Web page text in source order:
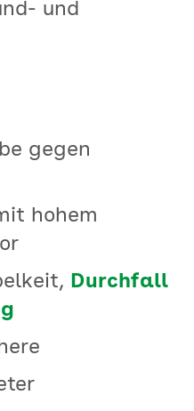
und
gegen
hohem
Durchfall